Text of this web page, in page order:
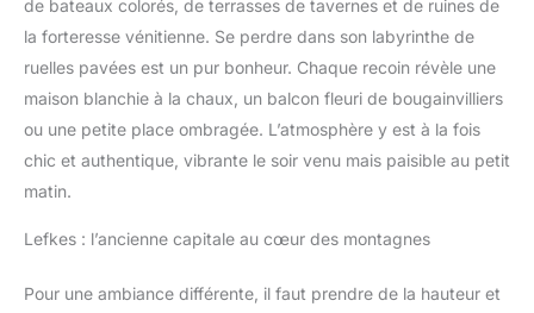
de bateaux colorés, de terrasses de tavernes et de ruines de
la forteresse vénitienne. Se perdre dans son labyrinthe de
ruelles pavées est un pur bonheur. Chaque recoin révèle une
maison blanchie à la chaux, un balcon fleuri de bougainvilliers
ou une petite place ombragée. L’atmosphère y est à la fois
chic et authentique, vibrante le soir venu mais paisible au petit
matin.
Lefkes : l’ancienne capitale au cœur des montagnes
Pour une ambiance différente, il faut prendre de la hauteur et